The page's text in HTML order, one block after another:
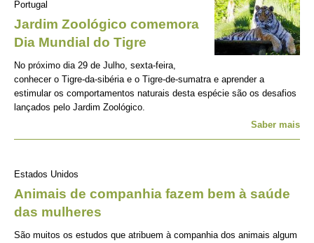
Portugal
Jardim Zoológico comemora
Dia Mundial do Tigre
No próximo dia 29 de Julho, sexta-feira,
conhecer o Tigre-da-sibéria e o Tigre-de-sumatra e aprender a
estimular os comportamentos naturais desta espécie são os desafios
lançados pelo Jardim Zoológico.
Saber mais
Estados Unidos
Animais de companhia fazem bem à saúde
das mulheres
São muitos os estudos que atribuem à companhia dos animais algum